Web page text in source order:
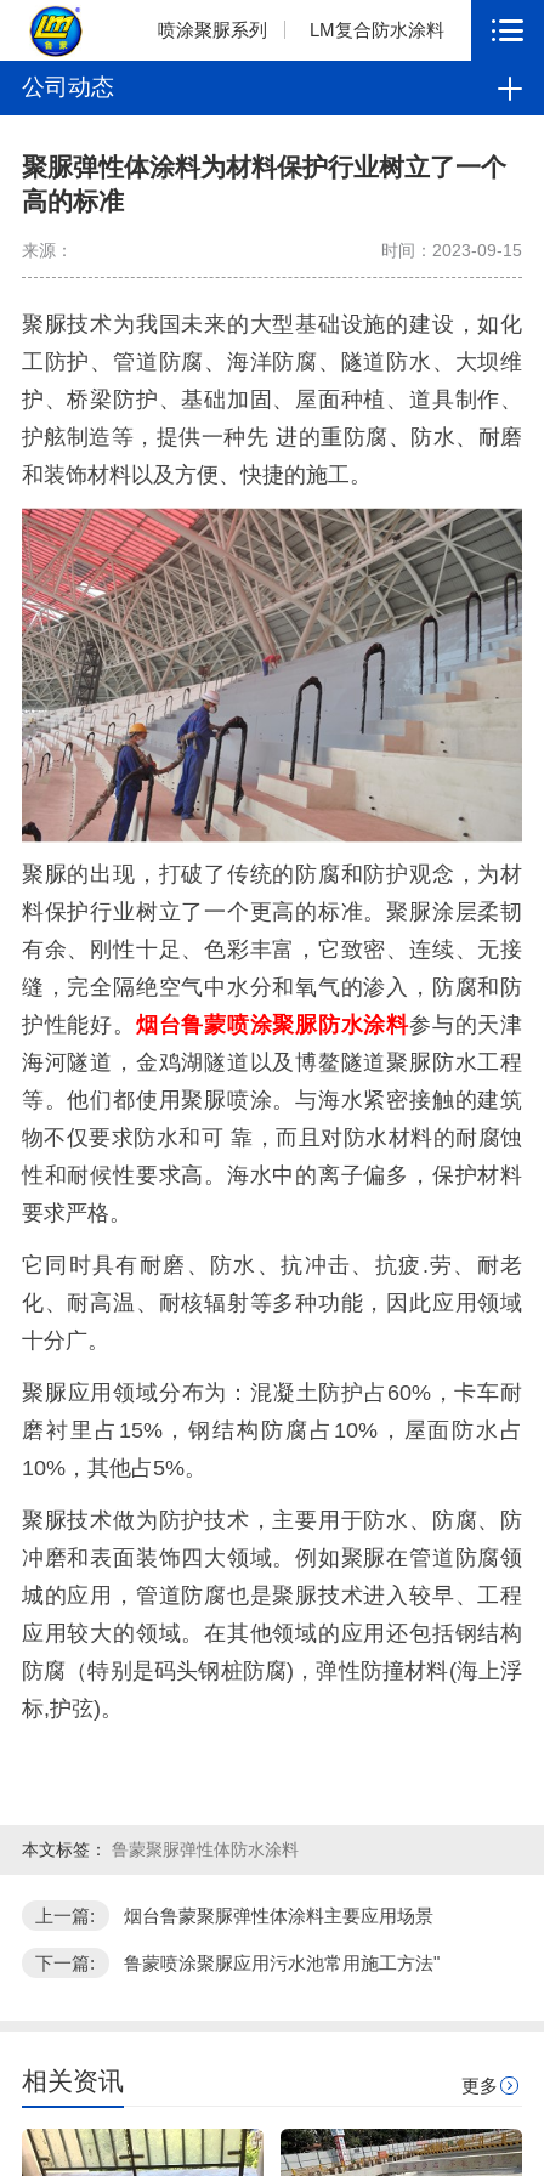
喷涂聚脲系列 LM复合防水涂料
公司动态
聚脲弹性体涂料为材料保护行业树立了一个
高的标准
来源： 时间：2023-09-15
聚脲技术为我国未来的大型基础设施的建设，如化
工防护、管道防腐、海洋防腐、隧道防水、大坝维
护、桥梁防护、基础加固、屋面种植、道具制作、
护舷制造等，提供一种先 进的重防腐、防水、耐磨
和装饰材料以及方便、快捷的施工。
聚脲的出现，打破了传统的防腐和防护观念，为材
料保护行业树立了一个更高的标准。聚脲涂层柔韧
有余、刚性十足、色彩丰富，它致密、连续、无接
缝，完全隔绝空气中水分和氧气的渗入，防腐和防
护性能好。 烟台鲁蒙喷涂聚脲防水涂料参与的天津
海河隧道，金鸡湖隧道以及博鳌隧道聚脲防水工程
等。他们都使用聚脲喷涂。与海水紧密接触的建筑
物不仅要求防水和可 靠，而且对防水材料的耐腐蚀
性和耐候性要求高。海水中的离子偏多，保护材料
要求严格。
它同时具有耐磨、防水、抗冲击、抗疲 .劳、耐老
化、耐高温、耐核辐射等多种功能，因此应用领域
十分广。
聚脲应用领域分布为：混凝土防护占 60%，卡车耐
磨衬里占 15%，钢结构防腐占 10%，屋面防水占
10%，其他占5%。
聚脲技术做为防护技术，主要用于防水、防腐、防
冲磨和表面装饰四大领域。例如聚脲在管道防腐领
城的应用，管道防腐也是聚脲技术进入较早、工程
应用较大的领域。在其他领域的应用还包括钢结构
防腐（特别是码头钢桩防腐) ，弹性防撞材料(海上浮
标,护弦)。
本文标签： 鲁蒙聚脲弹性体防水涂料
上一篇: 烟台鲁蒙聚脲弹性体涂料主要应用场景
下一篇: 鲁蒙喷涂聚脲应用污水池常用施工方法"
相关资讯 更多